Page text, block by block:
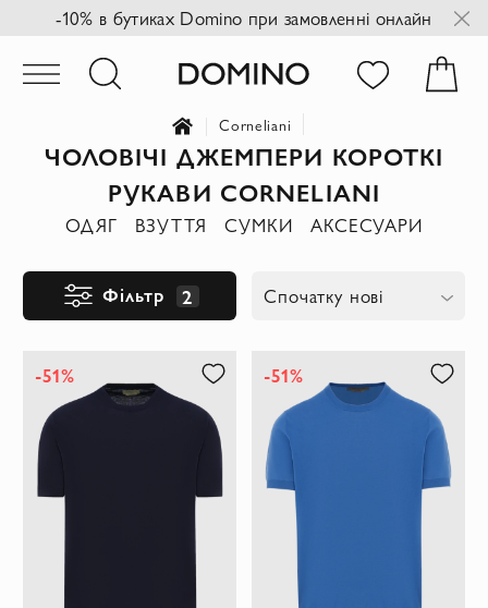
-10% в бутиках Domino при замовленні онлайн
Corneliani
ЧОЛОВІЧІ ДЖЕМПЕРИ КОРОТКІ
РУКАВИ CORNELIANI
ОДЯГ ВЗУТТЯ СУМКИ АКСЕСУАРИ
Фільтр 2 Спочатку нові
-51% -51%